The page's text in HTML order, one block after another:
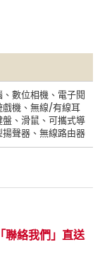
數位相機、電子閱
機、無線/有線耳
、滑鼠、可攜式導
聲器、無線路由器
聯絡我們」直送